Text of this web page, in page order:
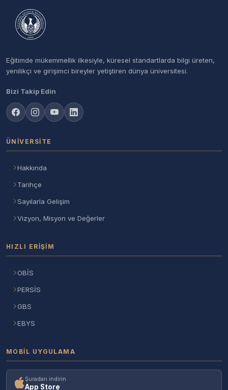
Eğitimde mükemmellik ilkesiyle, küresel standartlarda bilgi üreten,
yenilikçi ve girişimci bireyler yetiştiren dünya üniversitesi.
Bizi Takip Edin
ÜNIVERSITE
Hakkında
Tarihçe
Sayılarla Gelişim
Vizyon, Misyon ve Değerler
HIZLI ERIŞIM
OBİS
PERSİS
GBS
EBYS
MOBIL UYGULAMA
Şuradan indirin
App Store